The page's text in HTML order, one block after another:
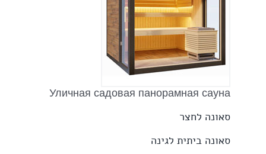
Уличная садовая панорамная сауна
סאונה לחצר
סאונה ביתית לגינה